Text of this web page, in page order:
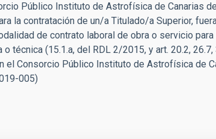
Público Instituto de Astrofísica de Canarias
la contratación de un/a Titulado/a Superior,
de contrato laboral de obra o servicio
técnica (15.1.a, del RDL 2/2015, y art. 20.2,
Consorcio Público Instituto de Astrofísica de
005)